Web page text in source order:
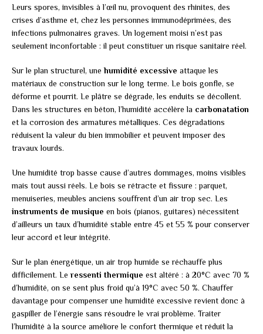
Leurs spores, invisibles à l’œil nu, provoquent des rhinites, des
crises d’asthme et, chez les personnes immunodéprimées, des
infections pulmonaires graves. Un logement moisi n’est pas
seulement inconfortable : il peut constituer un risque sanitaire réel.
Sur le plan structurel, unehumidité excessive attaque les
matériaux de construction sur le long terme. Le bois gonfle, se
déforme et pourrit. Le plâtre se dégrade, les enduits se décollent.
Dans les structures en béton, l’humidité accélère la carbonatation
et la corrosion des armatures métalliques. Ces dégradations
réduisent la valeur du bien immobilier et peuvent imposer des
travaux lourds.
Une humidité trop basse cause d’autres dommages, moins visibles
mais tout aussi réels. Le bois se rétracte et fissure : parquet,
menuiseries, meubles anciens souffrent d’un air trop sec. Les
instruments de musique en bois (pianos, guitares) nécessitent
d’ailleurs un taux d’humidité stable entre 45 et 55 % pour conserver
leur accord et leur intégrité.
Sur le plan énergétique, un air trop humide se réchauffe plus
difficilement. Le ressenti thermique est altéré : à 20°C avec 70 %
d’humidité, on se sent plus froid qu’à 19°C avec 50 %. Chauffer
davantage pour compenser une humidité excessive revient donc à
gaspiller de l’énergie sans résoudre le vrai problème. Traiter
l’humidité à la source améliore le confort thermique et réduit la